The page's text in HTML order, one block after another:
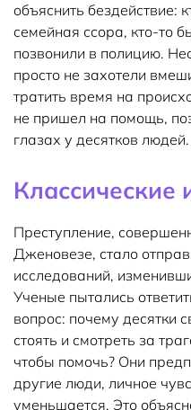
объяснить бездействие:
семейная ссора, кто-то
позвонили в полицию.
просто не захотели
тратить время на
не пришел на помощь,
глазах у десятков людей.
Классические
Преступление,
Дженовезе, стало
исследований,
Ученые пытались
вопрос: почему десятки
стоять и смотреть за
чтобы помочь? Они
другие люди, личное
уменьшается. Это